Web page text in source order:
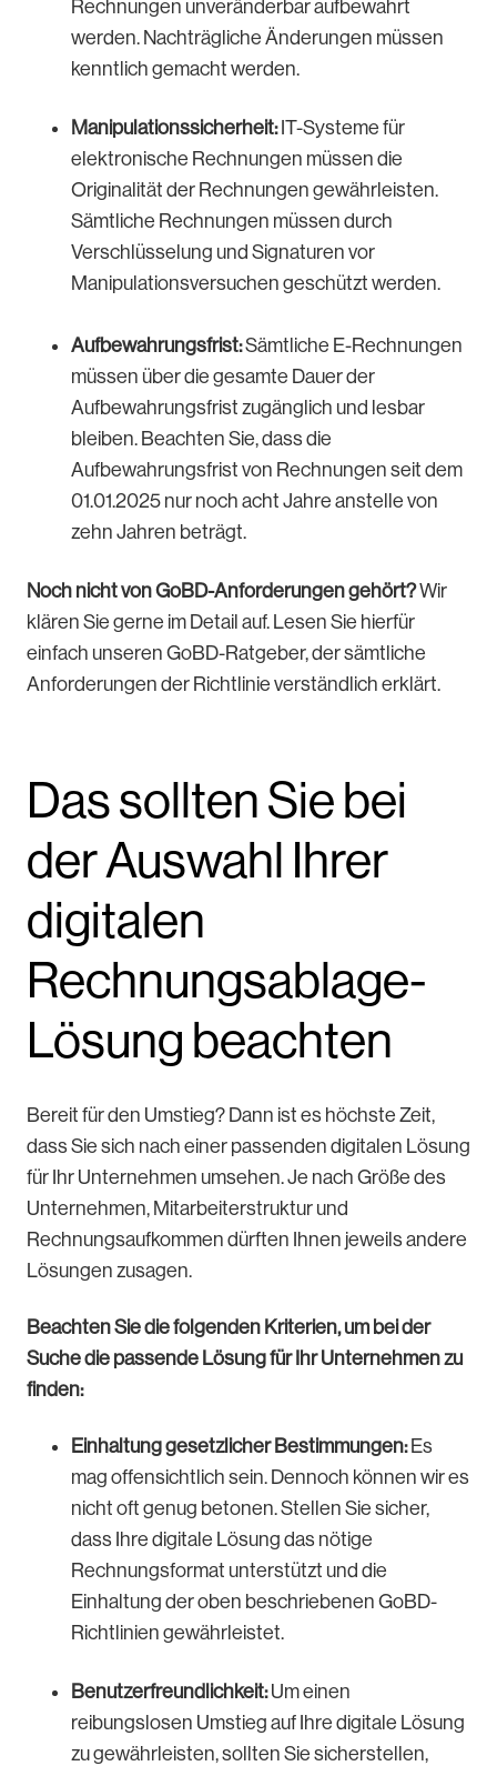
Rechnungen unveränderbar aufbewahrt
werden. Nachträgliche Änderungen müssen
kenntlich gemacht werden.
Manipulationssicherheit:IT-Systeme für
elektronische Rechnungen müssen die
Originalität der Rechnungen gewährleisten.
Sämtliche Rechnungen müssen durch
Verschlüsselung und Signaturen vor
Manipulationsversuchen geschützt werden.
Aufbewahrungsfrist:Sämtliche E-Rechnungen
müssen über die gesamte Dauer der
Aufbewahrungsfrist zugänglich und lesbar
bleiben. Beachten Sie, dass die
Aufbewahrungsfrist von Rechnungen seit dem
01.01.2025 nur noch acht Jahre anstelle von
zehn Jahren beträgt.
Noch nicht von GoBD-Anforderungen gehört?Wir
klären Sie gerne im Detail auf. Lesen Sie hierfür
einfach unseren GoBD-Ratgeber, der sämtliche
Anforderungen der Richtlinie verständlich erklärt.
Das sollten Sie bei
der Auswahl Ihrer
digitalen
Rechnungsablage-
Lösung beachten
Bereit für den Umstieg? Dann ist es höchste Zeit,
dass Sie sich nach einer passenden digitalen Lösung
für Ihr Unternehmen umsehen. Je nach Größe des
Unternehmen, Mitarbeiterstruktur und
Rechnungsaufkommen dürften Ihnen jeweils andere
Lösungen zusagen.
Beachten Sie die folgenden Kriterien, um bei der
Suche die passende Lösung für Ihr Unternehmen zu
finden:
Einhaltung gesetzlicher Bestimmungen:Es
mag offensichtlich sein. Dennoch können wir es
nicht oft genug betonen. Stellen Sie sicher,
dass Ihre digitale Lösung das nötige
Rechnungsformat unterstützt und die
Einhaltung der oben beschriebenen GoBD-
Richtlinien gewährleistet.
Benutzerfreundlichkeit:Um einen
reibungslosen Umstieg auf Ihre digitale Lösung
zu gewährleisten, sollten Sie sicherstellen,